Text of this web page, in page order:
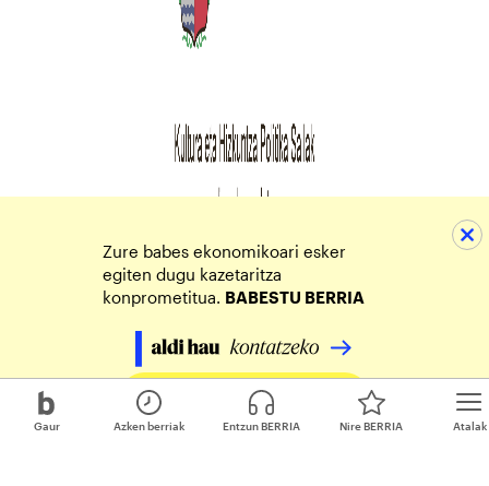
Gaur Atalak
Azken berriak Entzun BERRIA Nire BERRIA
Zure babes ekonomikoari esker
egiten dugu kazetaritza
konprometitua. BABESTU BERRIA
Egin zure ekarpena